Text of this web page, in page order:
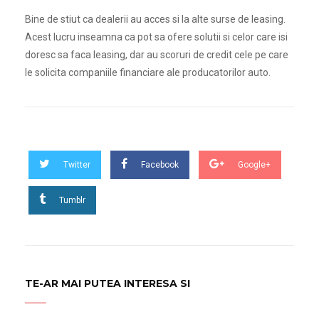
Bine de stiut ca dealerii au acces si la alte surse de leasing.
Acest lucru inseamna ca pot sa ofere solutii si celor care isi
doresc sa faca leasing, dar au scoruri de credit cele pe care
le solicita companiile financiare ale producatorilor auto.
Twitter Facebook Google+
Tumblr
TE-AR MAI PUTEA INTERESA SI